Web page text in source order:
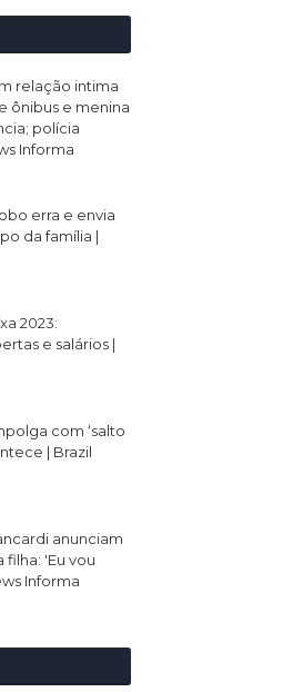
relação intima
ônibus e menina
polícia
Informa
erra e envia
da família |
2023:
e salários |
com ‘salto
| Brazil
anunciam
'Eu vou
Informa